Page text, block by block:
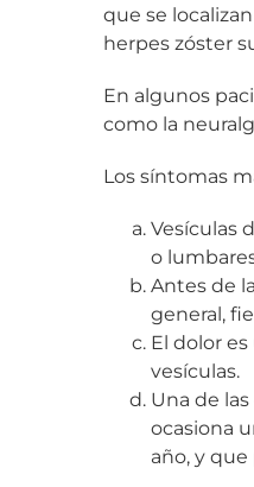
que se
herpes zóster
En algunos
como la
Los síntomas
Vesículas
o
Antes de
general,
El dolor
vesículas.
Una de
ocasiona
año, y